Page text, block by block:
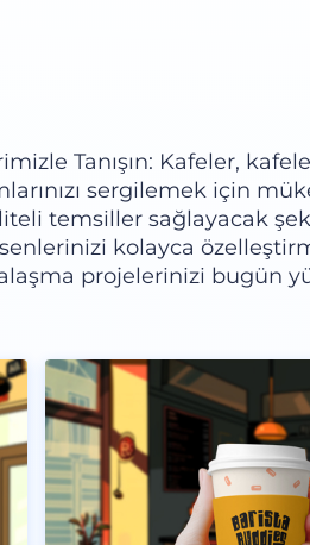
Tanışın: Kafeler,
sergilemek için
temsiller sağlayacak
kolayca
projelerinizi bugün